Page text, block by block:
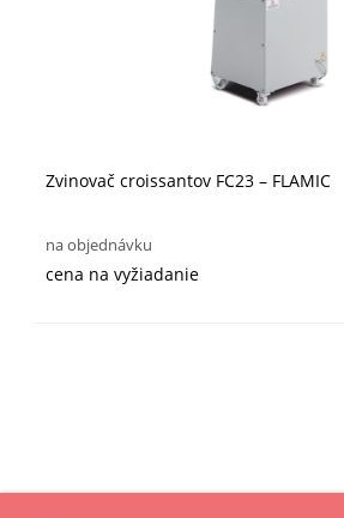
Zvinovač croissantov FC23 – FLAMIC
na objednávku
cena na vyžiadanie